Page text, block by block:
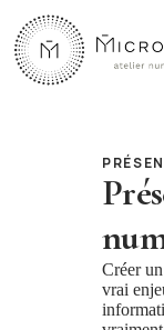
contenu
Créer
vrai